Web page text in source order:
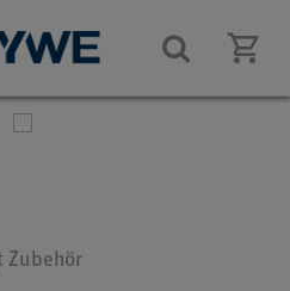
Zubehör